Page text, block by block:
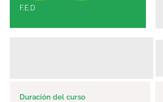
F.E.D
Duración del curso